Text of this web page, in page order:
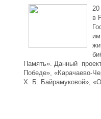
20
в
Память». Данный
Победе», «Карачаево-
Х. Б. Байрамуковой»,